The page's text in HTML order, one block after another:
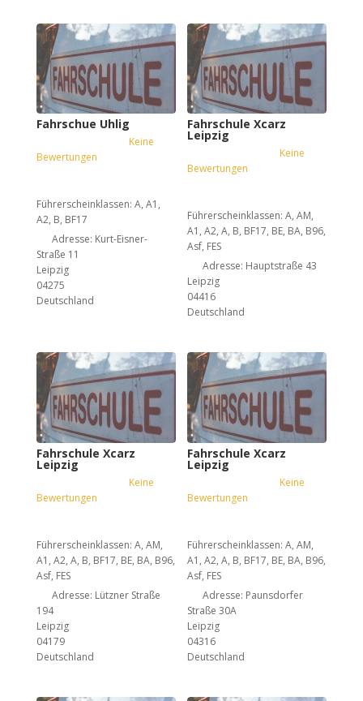
Fahrschue Uhlig
Keine
Bewertungen
Führerscheinklassen:A, A1,
A2, B, BF17
Adresse: Kurt-Eisner-
Straße 11
Leipzig
04275
Deutschland
Fahrschule Xcarz
Leipzig
Keine
Bewertungen
Führerscheinklassen:A, AM,
A1, A2, A, B, BF17, BE, BA, B96,
Asf, FES
Adresse: Hauptstraße 43
Leipzig
04416
Deutschland
Fahrschule Xcarz
Leipzig
Keine
Bewertungen
Führerscheinklassen:A, AM,
A1, A2, A, B, BF17, BE, BA, B96,
Asf, FES
Adresse: Lützner Straße
194
Leipzig
04179
Deutschland
Fahrschule Xcarz
Leipzig
Keine
Bewertungen
Führerscheinklassen:A, AM,
A1, A2, A, B, BF17, BE, BA, B96,
Asf, FES
Adresse: Paunsdorfer
Straße 30A
Leipzig
04316
Deutschland